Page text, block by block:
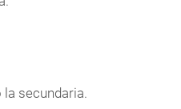
secundaria.